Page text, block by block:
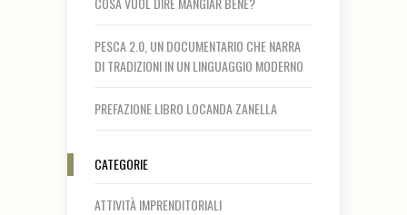
PESCA 2.0, UN DOCUMENTARIO CHE NARRA
DI TRADIZIONI IN UN LINGUAGGIO MODERNO
PREFAZIONE LIBRO LOCANDA ZANELLA
CATEGORIE
ATTIVITÀ IMPRENDITORIALI